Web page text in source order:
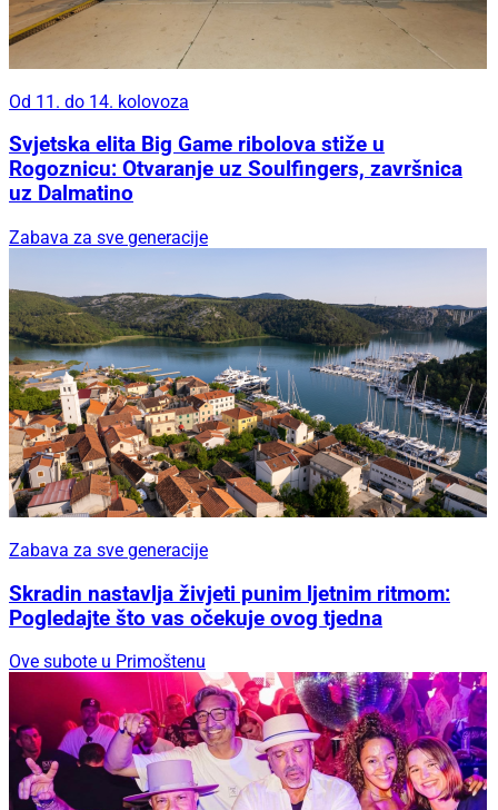
Od 11. do 14. kolovoza
Svjetska elita Big Game ribolova stiže u
Rogoznicu: Otvaranje uz Soulfingers, završnica
uz Dalmatino
Zabava za sve generacije
Zabava za sve generacije
Skradin nastavlja živjeti punim ljetnim ritmom:
Pogledajte što vas očekuje ovog tjedna
Ove subote u Primoštenu